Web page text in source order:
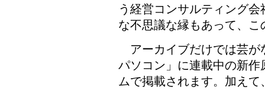
う経営コンサルティング
な不思議な縁もあって、
アーカイブだけでは芸が
パソコン」に連載中の新
ムで掲載されます。加え